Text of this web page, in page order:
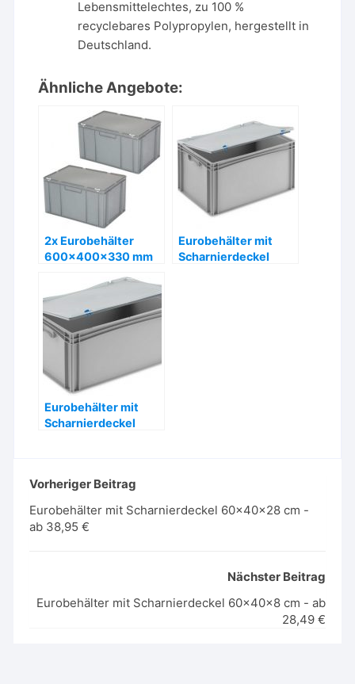
Lebensmittelechtes, zu 100 %
recyclebares Polypropylen, hergestellt in
Deutschland.
Ähnliche Angebote:
2x Eurobehälter
600x400x330 mm
grau – ab 86,- €
Eurobehälter mit
Scharnierdeckel
Eurobehälter mit
Scharnierdeckel
Vorheriger Beitrag
Eurobehälter mit Scharnierdeckel 60x40x28 cm -
ab 38,95 €
Nächster Beitrag
Eurobehälter mit Scharnierdeckel 60x40x8 cm - ab
28,49 €